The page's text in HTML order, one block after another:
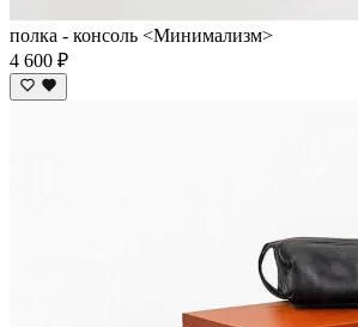
полка - консоль <Минимализм>
4 600 ₽